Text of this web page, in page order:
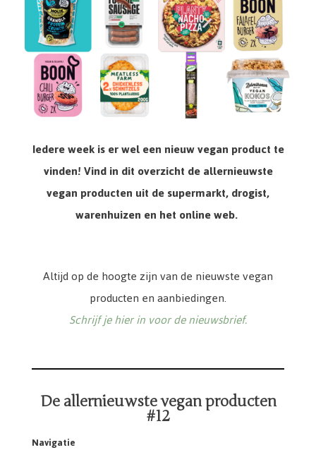
Iedere week is er wel een nieuw vegan product te
vinden! Vind in dit overzicht de allernieuwste
vegan producten uit de supermarkt, drogist,
warenhuizen en het online web.
Altijd op de hoogte zijn van de nieuwste vegan
producten en aanbiedingen.
Schrijf je hier in voor de nieuwsbrief.
De allernieuwste vegan producten
#12
Navigatie